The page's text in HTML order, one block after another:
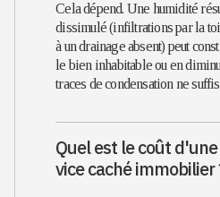
Cela dépend. Une humidité
dissimulé (infiltrations par la
à un drainage absent) peut
le bien inhabitable ou en
traces de condensation ne
Quel est le coût
vice caché immobilier